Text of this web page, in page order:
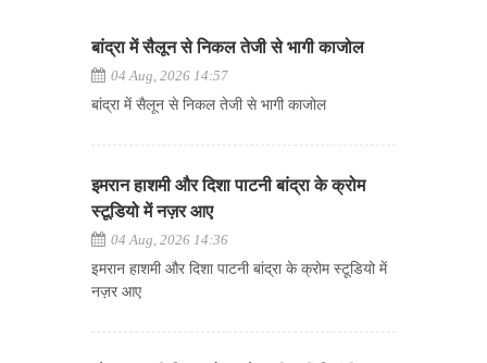
बांद्रा में सैलून से निकल तेजी से भागी काजोल
04 Aug, 2026 14:57
बांद्रा में सैलून से निकल तेजी से भागी काजोल
इमरान हाशमी और दिशा पाटनी बांद्रा के क्रोम
स्टूडियो में नज़र आए
04 Aug, 2026 14:36
इमरान हाशमी और दिशा पाटनी बांद्रा के क्रोम स्टूडियो में
नज़र आए